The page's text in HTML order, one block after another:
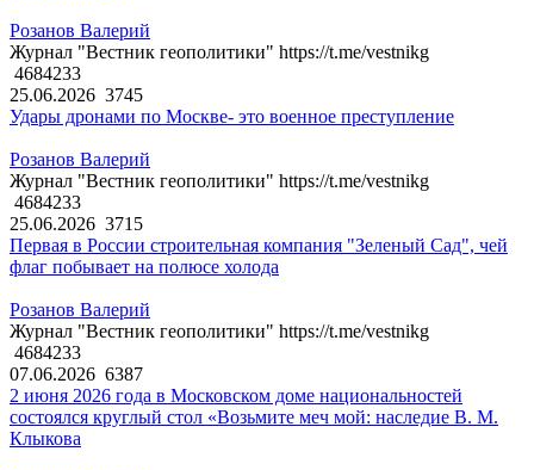
Розанов Валерий
Журнал "Вестник геополитики" https://t.me/vestnikg
4684233
25.06.2026 3745
Удары дронами по Москве- это военное преступление
Розанов Валерий
Журнал "Вестник геополитики" https://t.me/vestnikg
4684233
25.06.2026 3715
Первая в России строительная компания "Зеленый Сад", чей
флаг побывает на полюсе холода
Розанов Валерий
Журнал "Вестник геополитики" https://t.me/vestnikg
4684233
07.06.2026 6387
2 июня 2026 года в Московском доме национальностей
состоялся круглый стол «Возьмите меч мой: наследие В. М.
Клыкова